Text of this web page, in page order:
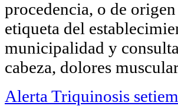
procedencia, o de
etiqueta del
municipalidad y
cabeza, dolores
Alerta Triquinosis